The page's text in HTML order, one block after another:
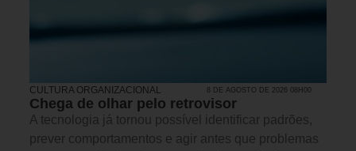
CULTURA ORGANIZACIONAL 8 DE AGOSTO DE 2026 08H00
Chega de olhar pelo retrovisor
A tecnologia já tornou possível identificar padrões,
prever comportamentos e agir antes que problemas